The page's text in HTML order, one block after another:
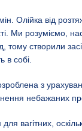
Олійка від
Ми розуміємо,
тому створили
в собі.
з
небажаних
вагітних,